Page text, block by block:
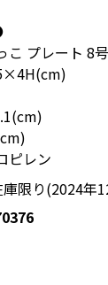
こ プレート 8号
ピレン
限り(2024年